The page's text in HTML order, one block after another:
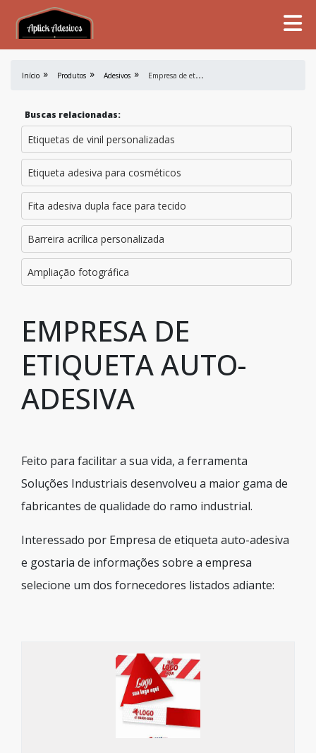
Início Produtos Adesivos E
mpresa de etiqueta auto-adesiva
Buscas relacionadas:
Etiquetas de vinil personalizadas
Etiqueta adesiva para cosméticos
Fita adesiva dupla face para tecido
Barreira acrílica personalizada
Ampliação fotográfica
EMPRESA DE
ETIQUETA AUTO-
ADESIVA
Feito para facilitar a sua vida, a ferramenta
Soluções Industriais desenvolveu a maior gama de
fabricantes de qualidade do ramo industrial.
Interessado por Empresa de etiqueta auto-adesiva
e gostaria de informações sobre a empresa
selecione um dos fornecedores listados adiante: